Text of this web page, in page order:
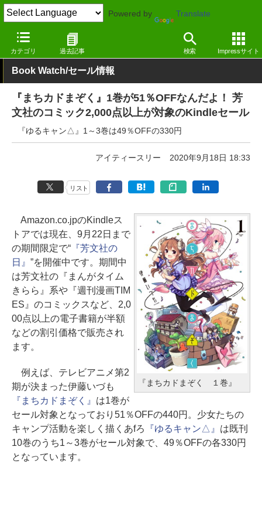
Powered by Translate
カテゴリ 過去記事 検索 Impressサイト
窓の杜 電子書籍・本
Book Watch/セール情報
『まちカドまぞく』1巻が51％OFFなんだよ！ 芳
文社のコミック2,000点以上が対象のKindleセール
『ゆるキャン△』1～3巻は49％OFFの330円
アイティースリー 2020年9月18日 18:33
リスト
『まちカドまぞく １巻』
Amazon.co.jpのKindleス
トアでは現在、9月22日まで
の期間限定で“『芳文社の
日』 ”を開催中です。期間中
は芳文社の『まんがタイム
きらら』系や『週刊漫画TIM
ES』のコミックスなど、2,0
00点以上の電子書籍が半額
などの割引価格で販売され
ます。
例えば、テレビアニメ第2
期が決まった伊藤いづも
『まちカドまぞく』 は1巻が
セール対象となっており51％OFFの440円。少女たちの
キャンプ活動を楽しく描くあfろ
『ゆるキャン△』 は既刊
10巻のうち1～3巻がセール対象で、49％OFFの各330円
となっています。